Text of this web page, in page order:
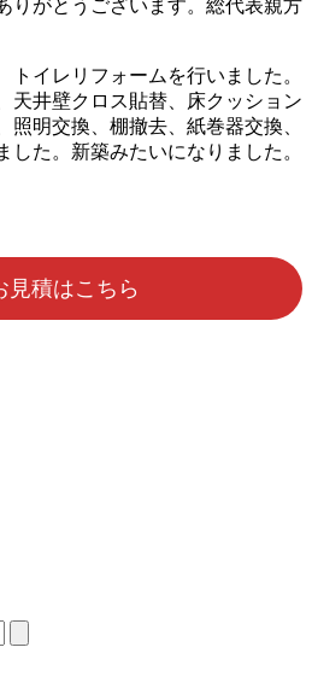
りがとうございます。総代表親方
イレリフォームを行いました。
天井壁クロス貼替、床クッション
照明交換、棚撤去、紙巻器交換、
した。新築みたいになりました。
見積はこちら